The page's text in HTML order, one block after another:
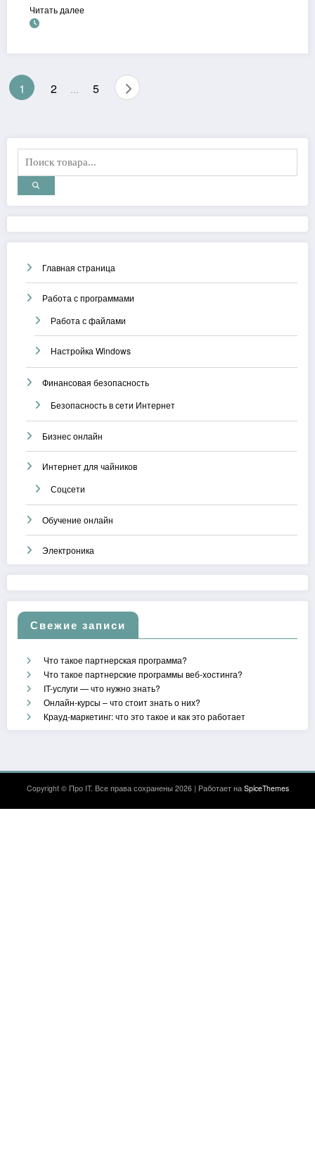
Читать далее
Пагинация
1 2 5
Главная страница
Работа с программами
Работа с файлами
Настройка Windows
Финансовая безопасность
Безопасность в сети Интернет
Бизнес онлайн
Интернет для чайников
Соцсети
Обучение онлайн
Электроника
Свежие записи
Что такое партнерская программа?
Что такое партнерские программы веб-хостинга?
IT-услуги — что нужно знать?
Онлайн-курсы – что стоит знать о них?
Крауд-маркетинг: что это такое и как это работает
Copyright © Про IT. Все права сохранены 2026 | Работает на SpiceThemes